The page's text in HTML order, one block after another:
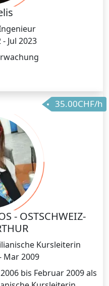
Jul 2023
35.00CHF/h
- OSTSCHWEIZ-
Kursleiterin
Mar 2009
bis Februar 2009 als